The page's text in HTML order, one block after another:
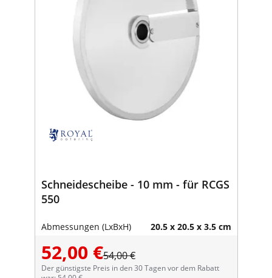
Schneidescheibe - 10 mm - für RCGS
550
Abmessungen (LxBxH) 20.5 x 20.5 x 3.5 cm
52,00 €54,00 €
Der günstigste Preis in den 30 Tagen vor dem Rabatt